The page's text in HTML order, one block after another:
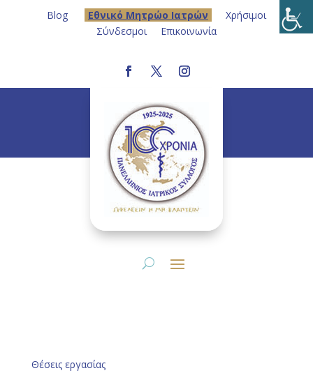
Blog Eθνικό Μητρώο Ιατρών
Χρήσιμοι
Σύνδεσμοι
Επικοινωνία
Θέσεις εργασίας